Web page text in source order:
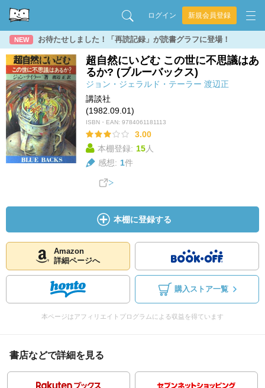
ログイン 新規会員登録
NEW お待たせしました！「再読記録」が読書グラフに登場！
超自然にいどむ この世に不思議はあ
るか? (ブルーバックス)
ジョン・ジェラルド・テーラー 渡辺正
講談社
(1982.09.01)
ISBN・EAN: 9784061181113
3.00
本棚登録: 15人
感想: 1件
本棚に登録する
Amazon
詳細ページへ
購入ストア一覧
本ページはアフィリエイトプログラムによる収益を得ています
書店などで詳細を見る